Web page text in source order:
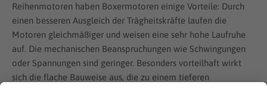
Reihenmotoren haben Boxermotoren einige Vorteile: Durch
einen besseren Ausgleich der Trägheitskräfte laufen die
Motoren gleichmäßiger und weisen eine sehr hohe Laufruhe
auf. Die mechanischen Beanspruchungen wie Schwingungen
oder Spannungen sind geringer. Besonders vorteilhaft wirkt
sich die flache Bauweise aus, die zu einem tieferen